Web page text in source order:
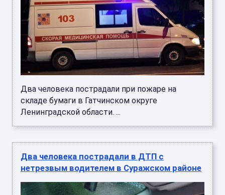
Два человека пострадали при пожаре на
складе бумаги в Гатчинском округе
Ленинградской области. ...
Два человека пострадали в ДТП с
нетрезвым водителем в Суражском районе